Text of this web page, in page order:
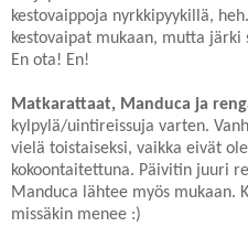
kestovaippoja nyrkkipyykillä,
kestovaipat mukaan, mutta järki
En ota! En!
Matkarattaat, Manduca ja
kylpylä/uintireissuja varten.
vielä toistaiseksi, vaikka eivät
kokoontaitettuna. Päivitin juuri
Manduca lähtee myös mukaan.
missäkin menee :)